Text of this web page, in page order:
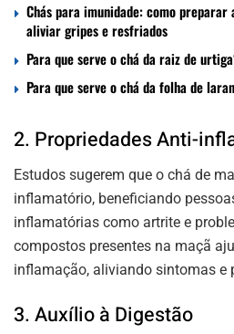
Chás para imunidade: como
aliviar gripes e resfriados
Para que serve o chá da raiz de
Para que serve o chá da folha de
2. Propriedades Anti-
Estudos sugerem que o chá de
inflamatório, beneficiando
inflamatórias como artrite e
compostos presentes na maçã
inflamação, aliviando sintomas e
3. Auxílio à Digestão